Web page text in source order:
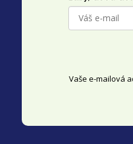
Vaše e-mailová